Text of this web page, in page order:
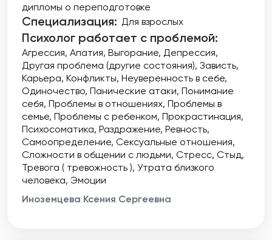
дипломы о переподготовке
Специализация: Для взрослых
Психолог работает с проблемой:
Агрессия Апатия Выгорание Депрессия
Другая проблема (другие состояния) Зависть
Карьера Конфликты Неуверенность в себе
Одиночество Панические атаки Понимание
себя Проблемы в отношениях Проблемы в
семье Проблемы с ребенком Прокрастинация
Психосоматика Раздражение Ревность
Самоопределение Сексуальные отношения
Сложности в общении с людьми Стресс Стыд
Тревога ( тревожность ) Утрата близкого
человека Эмоции
Иноземцева Ксения Сергеевна